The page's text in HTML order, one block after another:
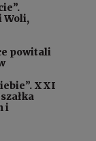
Woli,
powitali
XXI
i